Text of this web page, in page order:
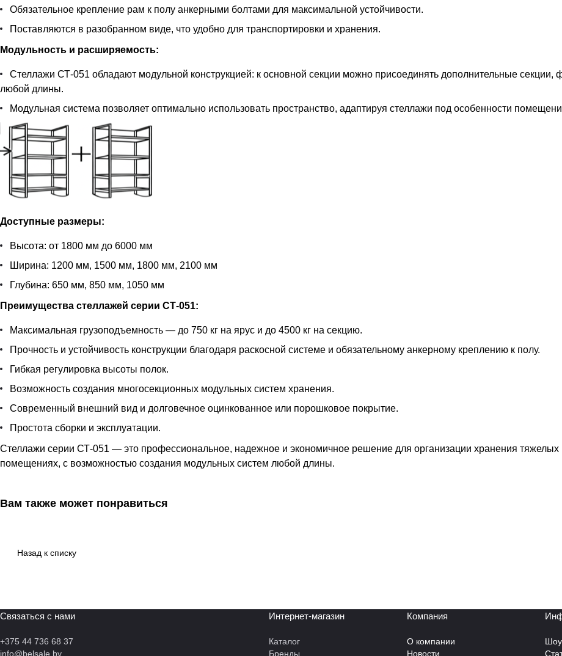
Обязательное крепление рам к полу анкерными болтами для максимальной устойчивости.
Поставляются в разобранном виде, что удобно для транспортировки и хранения.
Модульность и расширяемость:
Стеллажи СТ-051 обладают модульной конструкцией: к основной секции можно присоединять дополнительные
любой длины.
Модульная система позволяет оптимально использовать пространство, адаптируя стеллажи под особенности
Доступные размеры:
Высота: от 1800 мм до 6000 мм
Ширина: 1200 мм, 1500 мм, 1800 мм, 2100 мм
Глубина: 650 мм, 850 мм, 1050 мм
Преимущества стеллажей серии СТ-051:
Максимальная грузоподъемность — до 750 кг на ярус и до 4500 кг на секцию.
Прочность и устойчивость конструкции благодаря раскосной системе и обязательному анкерному креплению к полу.
Гибкая регулировка высоты полок.
Возможность создания многосекционных модульных систем хранения.
Современный внешний вид и долговечное оцинкованное или порошковое покрытие.
Простота сборки и эксплуатации.
Стеллажи серии СТ-051 — это профессиональное, надежное и экономичное решение для организации хранения
помещениях, с возможностью создания модульных систем любой длины.
Вам также может понравиться
Назад к списку
Связаться с нами
+375 44 736 68 37
info@belsale.by
Интернет-магазин
Каталог
Бренды
Компания
О компании
Новости